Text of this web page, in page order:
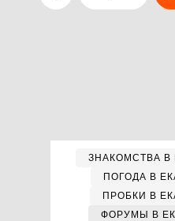
ЗНАКОМСТВА В
ПОГОДА В
ПРОБКИ В
ФОРУМЫ В